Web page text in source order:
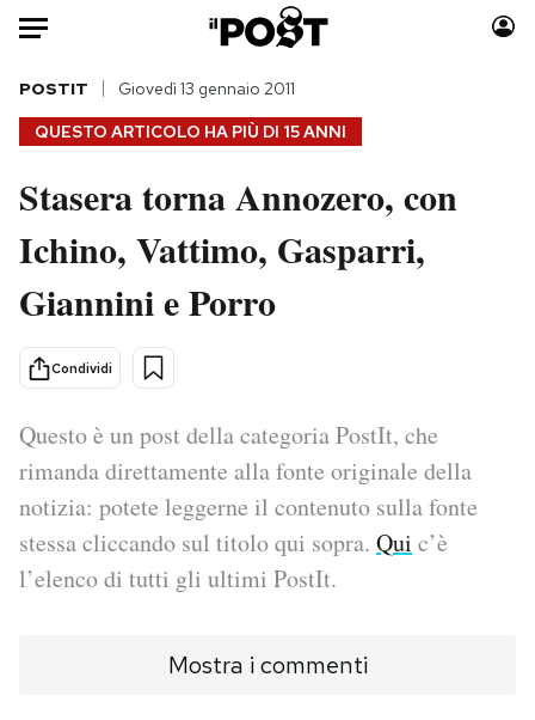
Auto
HOME
Italia
Politica
Tecnologia
Scienza
Economia
Sport
Moda
Consumismi
Altrecose
Mondiali calcio 2026
PODCAST
NEWSLETTER
QUESTO ARTICOLO HA PIÙ DI 15 ANNI
POSTIT Giovedì 13 gennaio 2011
Stasera torna Annozero, con
Ichino, Vattimo, Gasparri,
Giannini e Porro
Condividi
Questo è un post della categoria PostIt, che
rimanda direttamente alla fonte originale della
notizia: potete leggerne il contenuto sulla fonte
stessa cliccando sul titolo qui sopra. Qui c’è
l’elenco di tutti gli ultimi PostIt.
Mostra i commenti